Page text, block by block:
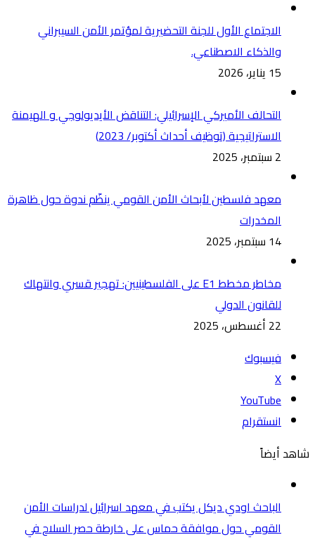
الاجتماع الأول للجنة التحضيرية لمؤتمر الأمن السيبراني
والذكاء الاصطناعي.
15 يناير، 2026
التحالف الأميركي الإسرائيلي: التناقض الأيديولوجي و الهيمنة
الاستراتيجية (توظيف أحداث أكتوبر/ 2023)
2 سبتمبر، 2025
معهد فلسطين لأبحاث الأمن القومي ينظّم ندوة حول ظاهرة
المخدرات
14 سبتمبر، 2025
مخاطر مخطط E1 على الفلسطينيين: تهجير قسري وانتهاك
للقانون الدولي
22 أغسطس، 2025
فيسبوك
‫X
‫YouTube
انستقرام
شاهد أيضاً
الباحث اودي ديكل يكتب في معهد اسرائيل لدراسات الأمن
القومي حول موافقة حماس على خارطة حصر السلاح في